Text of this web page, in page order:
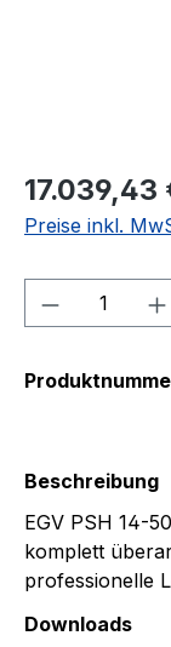
17.039,43
Preise inkl.
Produkt
Beschreibung
EGV PSH 14-
komplett
professionelle
Downloads